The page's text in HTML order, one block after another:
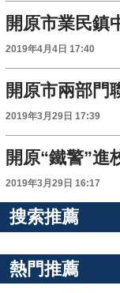
2019年4月4日 17:40
2019年3月29日 17:39
2019年3月29日 16:17
搜索推薦
熱門推薦